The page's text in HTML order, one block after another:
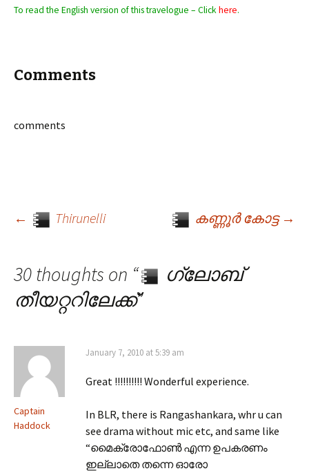
To read the English version of this travelogue – Clickhere.
Comments
comments
← Thirunelli കണ്ണൂര്‍ കോട്ട →
30 thoughts on “
ഗ്ലോബ്
തീയറ്ററിലേക്ക്”
Captain
Haddock
January 7, 2010 at 5:39 am
Great !!!!!!!!!! Wonderful experience.
In BLR, there is Rangashankara, whr u can
see drama without mic etc, and same like
“മൈക്രോഫോണ്‍ എന്ന ഉപകരണം
ഇല്ലാതെ തന്നെ ഓരോ